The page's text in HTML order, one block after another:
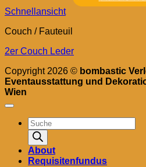
Schnellansicht
Couch / Fauteuil
2er Couch Leder
Copyright 2026 © bombastic
Eventausstattung und
Wien
Products
search
About
Requisitenfundus